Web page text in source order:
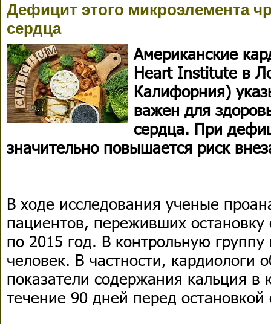
Дефицит этого микроэлемента
сердца
Американские
Heart Institute в
Калифорния)
важен для
сердца. При
значительно повышается риск
В ходе исследования ученые
пациентов, переживших
по 2015 год. В контрольную
человек. В частности, кардиологи
показатели содержания кальция в
течение 90 дней перед остановкой